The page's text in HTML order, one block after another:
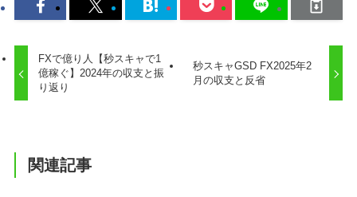
FXで億り人【秒スキャで1
億稼ぐ】2024年の収支と振
り返り
秒スキャGSD FX2025年2
月の収支と反省
関連記事